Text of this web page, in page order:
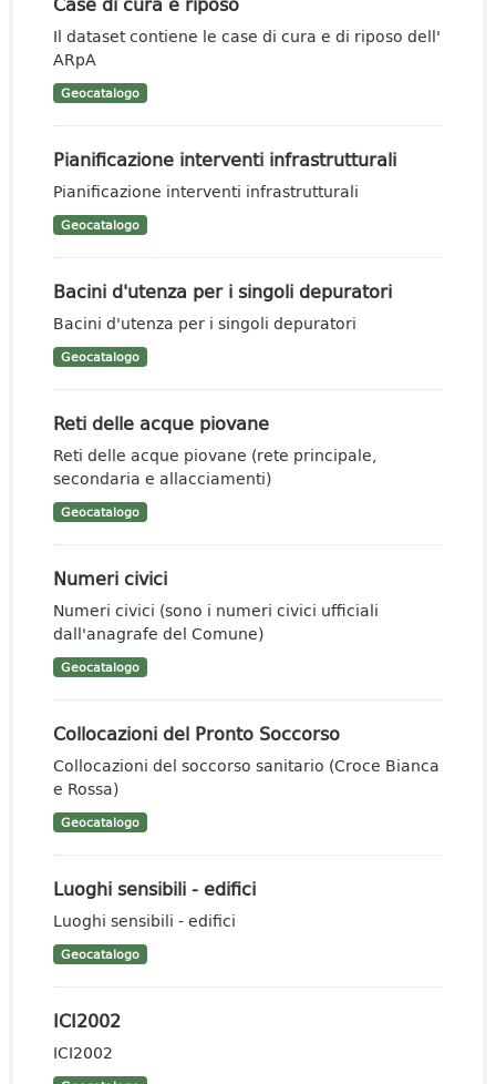
Il dataset contiene le case di cura e di riposo dell'
ARpA
Geocatalogo
Pianificazione interventi infrastrutturali
Pianificazione interventi infrastrutturali
Geocatalogo
Bacini d'utenza per i singoli depuratori
Bacini d'utenza per i singoli depuratori
Geocatalogo
Reti delle acque piovane
Reti delle acque piovane (rete principale,
secondaria e allacciamenti)
Geocatalogo
Numeri civici
Numeri civici (sono i numeri civici ufficiali
dall'anagrafe del Comune)
Geocatalogo
Collocazioni del Pronto Soccorso
Collocazioni del soccorso sanitario (Croce Bianca
e Rossa)
Geocatalogo
Luoghi sensibili - edifici
Luoghi sensibili - edifici
Geocatalogo
ICI2002
ICI2002